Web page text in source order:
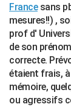
Francesans
mesures!!) ,
prof d'
de son
correcte.
étaient frais,
mémoire,
ou agressifs